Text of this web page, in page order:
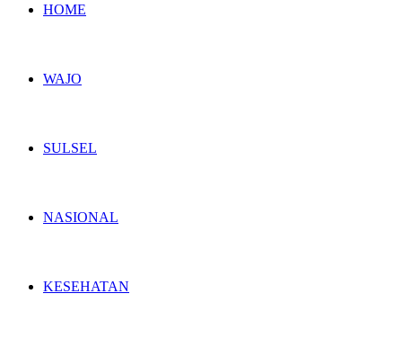
HOME
WAJO
SULSEL
NASIONAL
KESEHATAN